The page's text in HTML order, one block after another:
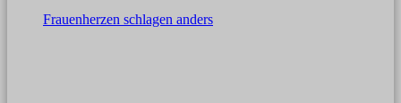
Frauenherzen schlagen anders